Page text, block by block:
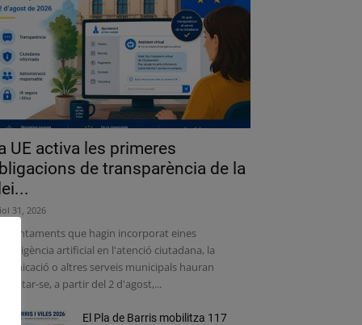
UE activa les primeres
de transparència de la
31, 2026
ajuntaments que hagin incorporat eines
artificial en l'atenció ciutadana, la
o altres serveis municipals hauran
se, a partir del 2 d'agost,...
El Pla de Barris mobilitza 117